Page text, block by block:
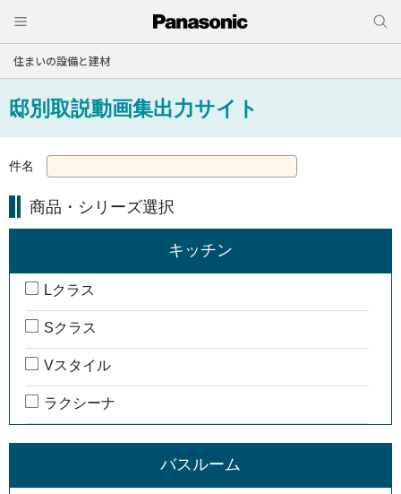
住まいの設備と建材
邸別取説動画集出力サイト
件名
商品・シリーズ選択
キッチン
Lクラス
Sクラス
Vスタイル
ラクシーナ
バスルーム